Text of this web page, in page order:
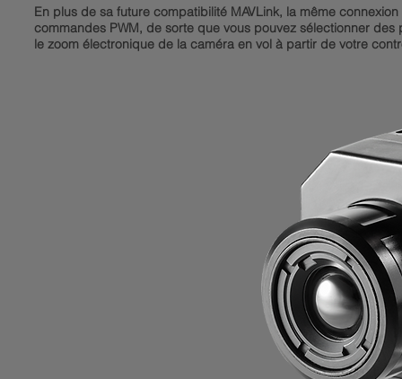
En plus de sa future compatibilité MAVLink, la même
commandes PWM, de sorte que vous pouvez sélectionner
le zoom électronique de la caméra en vol à partir de votre